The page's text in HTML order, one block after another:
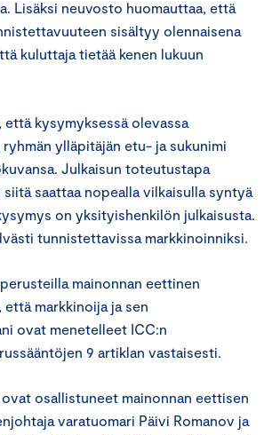
Lisäksi neuvosto huomauttaa, että
sisältyy olennaisena
kuluttaja tietää kenen lukuun
kysymyksessä olevassa
ryhmän ylläpitäjän etu- ja sukunimi
Julkaisun toteutustapa
saattaa nopealla vilkaisulla syntyä
on yksityishenkilön julkaisusta.
tunnistettavissa markkinoinniksi.
mainonnan eettinen
markkinoija ja sen
ovat menetelleet ICC:n
9 artiklan vastaisesti.
osallistuneet mainonnan eettisen
varatuomari Päivi Romanov ja